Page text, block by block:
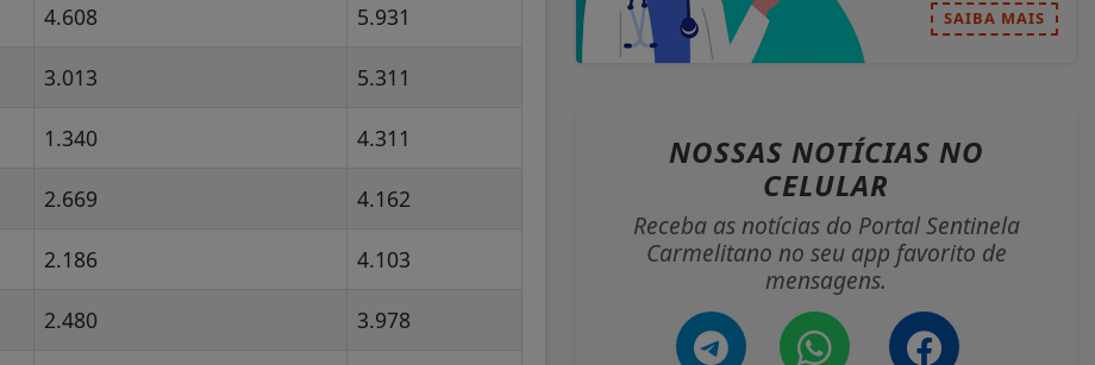
4.608 5.931
3.013 5.311
1.340 4.311
2.669 4.162
2.186 4.103
2.480 3.978
SAIBA MAIS
NOSSAS NOTÍCIAS NO
CELULAR
Receba as notícias do Portal Sentinela
Carmelitano no seu app favorito de
mensagens.